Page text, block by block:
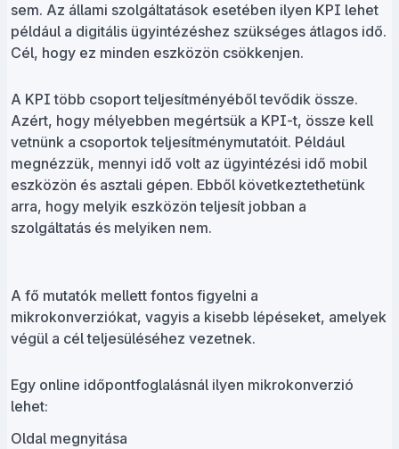
sem. Az állami szolgáltatások esetében ilyen KPI lehet
például a digitális ügyintézéshez szükséges átlagos idő.
Cél, hogy ez minden eszközön csökkenjen.
A KPI több csoport teljesítményéből tevődik össze.
Azért, hogy mélyebben megértsük a KPI-t, össze kell
vetnünk a csoportok teljesítménymutatóit. Például
megnézzük, mennyi idő volt az ügyintézési idő mobil
eszközön és asztali gépen. Ebből következtethetünk
arra, hogy melyik eszközön teljesít jobban a
szolgáltatás és melyiken nem.
A fő mutatók mellett fontos figyelni a
mikrokonverziókat, vagyis a kisebb lépéseket, amelyek
végül a cél teljesüléséhez vezetnek.
Egy online időpontfoglalásnál ilyen mikrokonverzió
lehet:
Oldal megnyitása